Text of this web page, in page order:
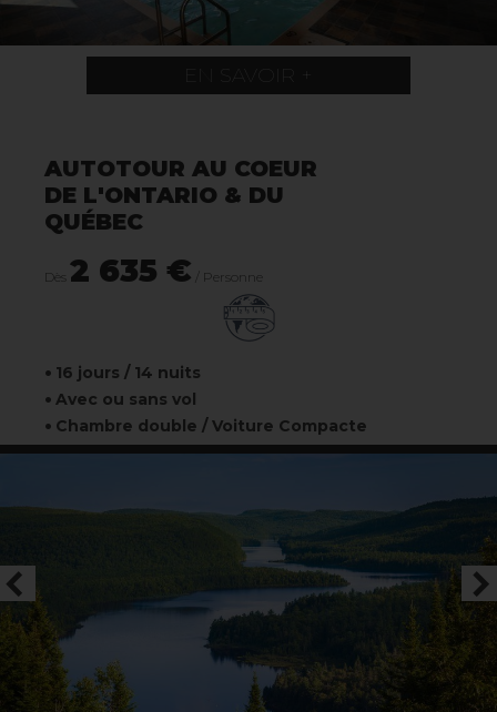
EN SAVOIR +
AUTOTOUR AU COEUR
DE L'ONTARIO & DU
QUÉBEC
Dès 2 635 € / Personne
16 jours / 14 nuits
Avec ou sans vol
Chambre double / Voiture Compacte